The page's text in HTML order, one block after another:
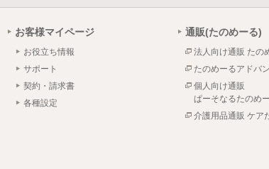
お客様マイページ
お役立ち情報
サポート
契約・請求書
各種設定
通販(たのめーる)
法人向け通販 たの
たのめーるアドバ
個人向け通販
ぱーそなるたのめ
介護用品通販 ケア